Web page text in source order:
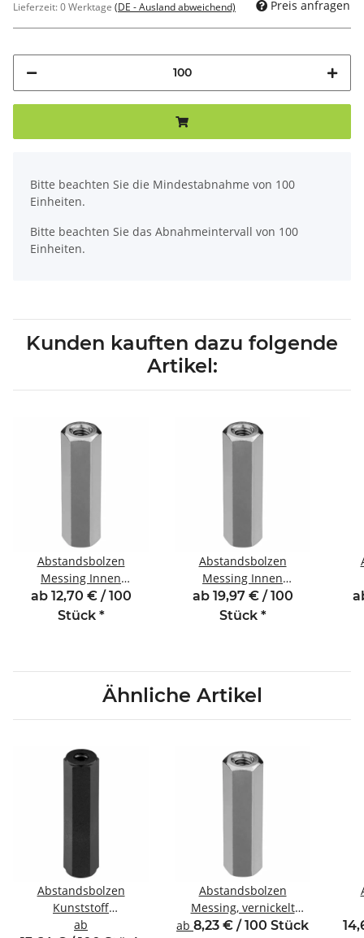
Lieferzeit:0 Werktage (DE - Ausland abweichend) Preis anfragen
Bitte beachten Sie die Mindestabnahme von 100
Einheiten.
Bitte beachten Sie das Abnahmeintervall von 100
Einheiten.
Kunden kauften dazu folgende
Artikel:
Abstandsbolzen
Messing Innen
/Innengewinde 18 mm
M2,5 SW5
ab 12,70 € / 100
Stück *
Abstandsbolzen
Messing Innen
/Innengewinde 25 mm
M2,5 SW5
ab 19,97 € / 100
Stück *
/
Ähnliche Artikel
Abstandsbolzen
Kunststoff
Innen/Innengewinde
ab
Abstandsbolzen
Messing, vernickelt
Innen/Innengewinde M3
ab 8,23 € / 100 Stück